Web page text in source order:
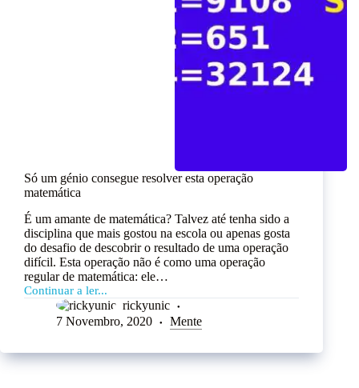
Só um génio consegue resolver esta operação
matemática
É um amante de matemática? Talvez até tenha sido a
disciplina que mais gostou na escola ou apenas gosta
do desafio de descobrir o resultado de uma operação
difícil. Esta operação não é como uma operação
regular de matemática: ele…
Continuar a ler...
rickyunic
7 Novembro, 2020
Mente